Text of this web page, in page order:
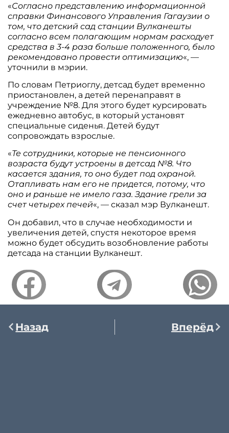
«Согласно представлению информационной
справки Финансового Управления Гагаузии о
том, что детский сад станции Вулканешты
согласно всем полагающим нормам расходует
средства в 3-4 раза больше положенного, было
рекомендовано провести оптимизацию«, —
уточнили в мэрии.
По словам Петриоглу, детсад будет временно
приостановлен, а детей перенаправят в
учреждение №8. Для этого будет курсировать
ежедневно автобус, в который установят
специальные сиденья. Детей будут
сопровождать взрослые.
«Те сотрудники, которые не пенсионного
возраста будут устроены в детсад №8. Что
касается здания, то оно будет под охраной.
Отапливать нам его не придется, потому, что
оно и раньше не имело газа. Здание грели за
счет четырех печей«, — сказал мэр Вулканешт.
Он добавил, что в случае необходимости и
увеличения детей, спустя некоторое время
можно будет обсудить возобновление работы
детсада на станции Вулканешт.
Назад Вперёд